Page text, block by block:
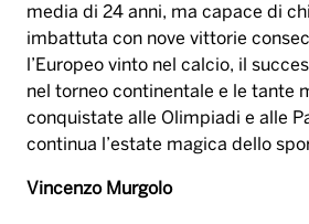
media di 24 anni, ma capace di
imbattuta con nove vittorie
l’Europeo vinto nel calcio, il
nel torneo continentale e le tante
conquistate alle Olimpiadi e alle
continua l’estate magica dello
Vincenzo Murgolo